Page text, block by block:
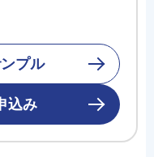
ンプル
込み